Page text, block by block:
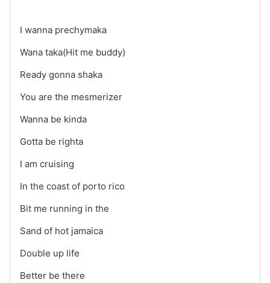
I wanna prechymaka
Wana taka(Hit me buddy)
Ready gonna shaka
You are the mesmerizer
Wanna be kinda
Gotta be righta
I am cruising
In the coast of porto rico
Bit me running in the
Sand of hot jamaica
Double up life
Better be there